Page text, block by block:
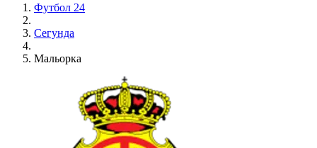
Футбол 24
Сегунда
Мальорка